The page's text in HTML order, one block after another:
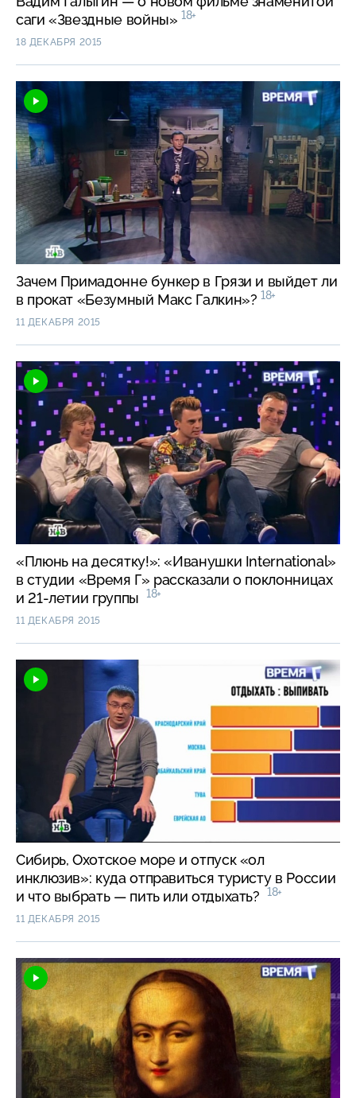
саги «Звездные войны» 18+
18 ДЕКАБРЯ 2015
Зачем Примадонне бункер в Грязи и выйдет ли
в прокат «Безумный Макс Галкин»? 18+
11 ДЕКАБРЯ 2015
«Плюнь на десятку!»: «Иванушки International»
в студии «Время Г» рассказали о поклонницах
и 21-летии группы
18+
11 ДЕКАБРЯ 2015
Сибирь, Охотское море и отпуск «ол
инклюзив»: куда отправиться туристу в России
и что выбрать — пить или отдыхать?
18+
11 ДЕКАБРЯ 2015